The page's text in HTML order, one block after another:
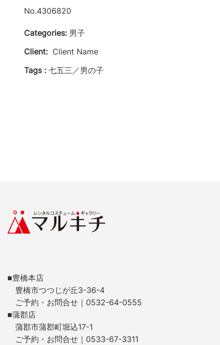
No.4306820
Categories: 男子
Client: Client Name
Tags : 七五三／男の子
■豊橋本店
豊橋市つつじが丘3-36-4
ご予約・お問合せ｜0532-64-0555
■蒲郡店
蒲郡市蒲郡町堀込17-1
ご予約・お問合せ｜0533-67-3311